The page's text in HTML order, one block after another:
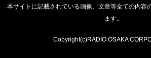
本サイトに記載されている画像、文章等全ての内容
ます。
Copyright(c)RADIO OSAKA